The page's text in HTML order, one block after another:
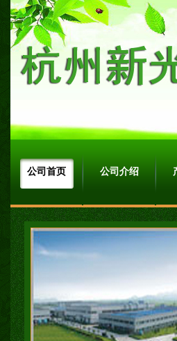
公司首页 公司介绍